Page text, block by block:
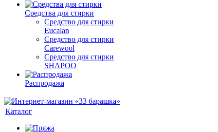
Средства для стирки
Средство для стирки
Eucalan
Средство для стирки
Carewool
Средство для стирки
SHAPOO
Распродажа
Каталог